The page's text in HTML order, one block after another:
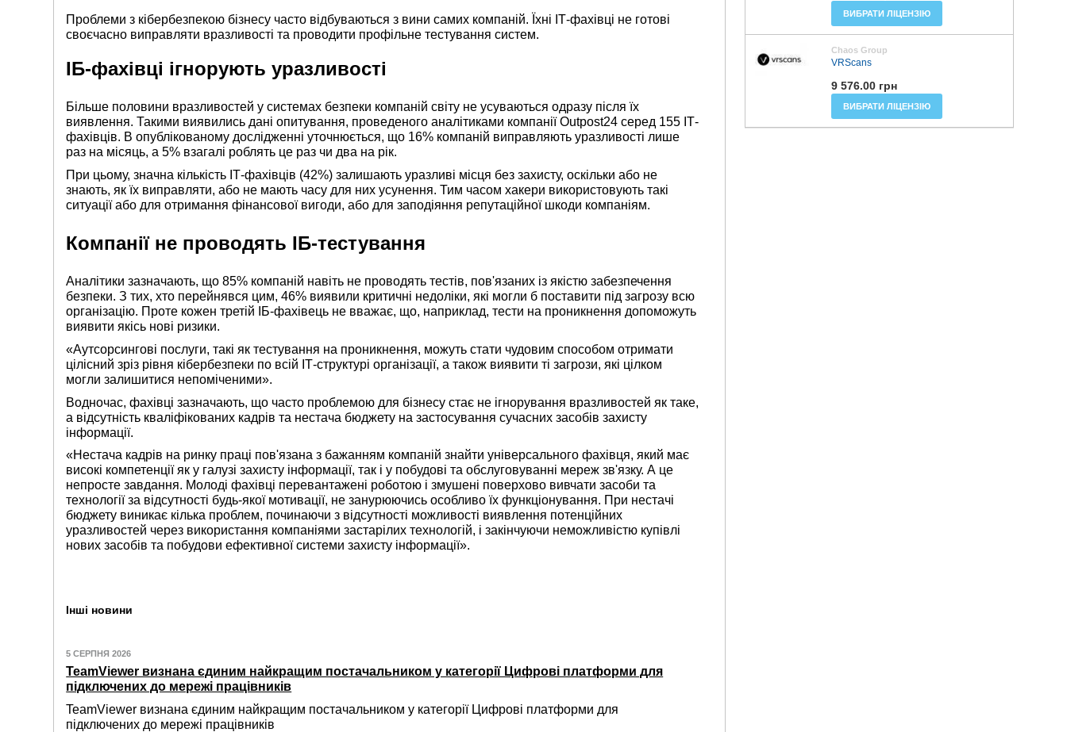
Проблеми з кібербезпекою бізнесу часто відбуваються з вини самих компаній. Їхні ІТ-фахівці не готові
своєчасно виправляти вразливості та проводити профільне тестування систем.
ІБ-фахівці ігнорують уразливості
Більше половини вразливостей у системах безпеки компаній світу не усуваються одразу після їх
виявлення. Такими виявились дані опитування, проведеного аналітиками компанії Outpost24 серед 155 ІТ-
фахівців. В опублікованому дослідженні уточнюється, що 16% компаній виправляють уразливості лише
раз на місяць, а 5% взагалі роблять це раз чи два на рік.
При цьому, значна кількість ІТ-фахівців (42%) залишають уразливі місця без захисту, оскільки або не
знають, як їх виправляти, або не мають часу для них усунення. Тим часом хакери використовують такі
ситуації або для отримання фінансової вигоди, або для заподіяння репутаційної шкоди компаніям.
Компанії не проводять ІБ-тестування
Аналітики зазначають, що 85% компаній навіть не проводять тестів, пов'язаних із якістю забезпечення
безпеки. З тих, хто перейнявся цим, 46% виявили критичні недоліки, які могли б поставити під загрозу всю
організацію. Проте кожен третій ІБ-фахівець не вважає, що, наприклад, тести на проникнення допоможуть
виявити якісь нові ризики.
«Аутсорсингові послуги, такі як тестування на проникнення, можуть стати чудовим способом отримати
цілісний зріз рівня кібербезпеки по всій ІТ-структурі організації, а також виявити ті загрози, які цілком
могли залишитися непоміченими».
Водночас, фахівці зазначають, що часто проблемою для бізнесу стає не ігнорування вразливостей як таке,
а відсутність кваліфікованих кадрів та нестача бюджету на застосування сучасних засобів захисту
інформації.
«Нестача кадрів на ринку праці пов'язана з бажанням компаній знайти універсального фахівця, який має
високі компетенції як у галузі захисту інформації, так і у побудові та обслуговуванні мереж зв'язку. А це
непросте завдання. Молоді фахівці перевантажені роботою і змушені поверхово вивчати засоби та
технології за відсутності будь-якої мотивації, не занурюючись особливо їх функціонування. При нестачі
бюджету виникає кілька проблем, починаючи з відсутності можливості виявлення потенційних
уразливостей через використання компаніями застарілих технологій, і закінчуючи неможливістю купівлі
нових засобів та побудови ефективної системи захисту інформації».
Інші новини
5 СЕРПНЯ 2026
TeamViewer визнана єдиним найкращим постачальником у категорії Цифрові платформи для
підключених до мережі працівників
TeamViewer визнана єдиним найкращим постачальником у категорії Цифрові платформи для
підключених до мережі працівників
ВИБРАТИ ЛІЦЕНЗІЮ
Chaos Group
VRScans
9 576.00 грн
ВИБРАТИ ЛІЦЕНЗІЮ